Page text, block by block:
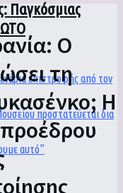
Παγκόσμιας
Ο
τη
Η